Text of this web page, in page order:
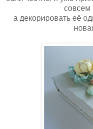
совсем
а декорировать её